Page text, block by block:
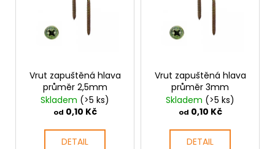
Vrut zapuštěná hlava
průměr 2,5mm
Skladem (>5 ks)
od 0,10 Kč
DETAIL
Vrut zapuštěná hlava
průměr 3mm
Skladem (>5 ks)
od 0,10 Kč
DETAIL